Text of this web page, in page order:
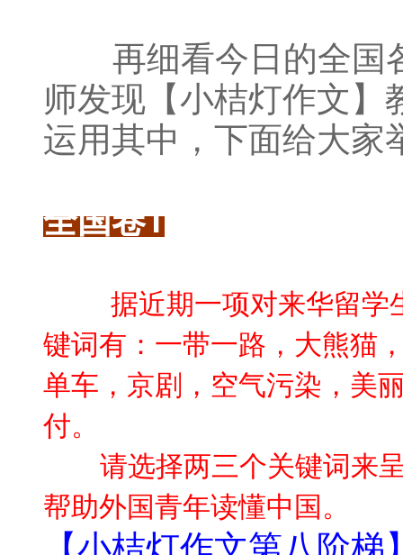
再细看今日的全国
师发现【小桔灯作文
运用其中，下面给大家
全国卷1
据近期一项对来华留
键词有：一带一路，大熊猫
单车，京剧，空气污染，美
付。
请选择两三个关键词来呈
帮助外国青年读懂中国。
【小桔灯作文第八阶